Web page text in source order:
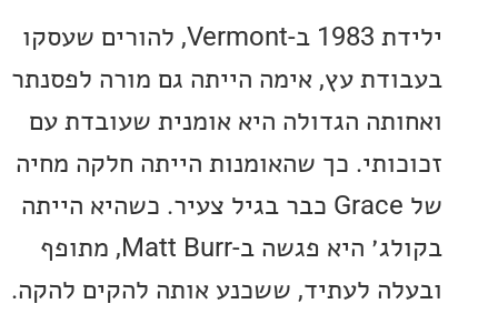
ילידת 1983 ב-Vermont, להורים שעסקו
עץ, אימה הייתה גם מורה לפסנתר
הגדולה היא אומנית שעובדת עם
כך שהאומנות הייתה חלקה מחיה
של Grace כבר בגיל צעיר. כשהיא הייתה
בקולג׳ היא פגשה ב-Matt Burr, מתופף
לעתיד, ששכנע אותה להקים להקה.